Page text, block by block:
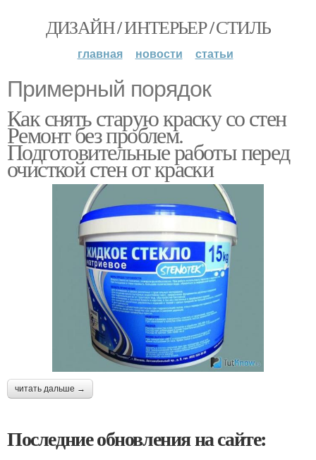
ДИЗАЙН / ИНТЕРЬЕР / СТИЛЬ
главная новости статьи
Примерный порядок
Как снять старую краску со стен
Ремонт без проблем.
Подготовительные работы перед
очисткой стен от краски
читать дальше →
Последние обновления на сайте: